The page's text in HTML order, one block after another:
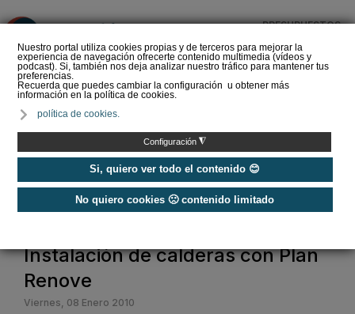
Nuestro portal utiliza cookies propias y de terceros para mejorar la
experiencia de navegación ofrecerte contenido multimedia (vídeos y
podcast). Si, también nos deja analizar nuestro tráfico para mantener tus
preferencias.
Recuerda que puedes cambiar la configuración u obtener más
información en la política de cookies.
política de cookies.
Configuración ◮
Si, quiero ver todo el contenido 😊
No quiero cookies 🙁 contenido limitado
PRESUPUESTOS
Instalación de calderas con Plan
Renove
Viernes, 08 Enero 2010